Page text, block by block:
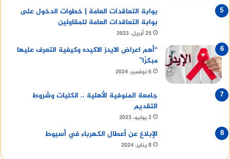
بوابة التعاقدات العامة | خطوات الدخول على
بوابة التعاقدات العامة للمقاولين
25 أبريل، 2023
“أهم اعراض الايدز الاكيده وكيفية التعرف عليها
مبكرًا”
6 نوفمبر، 2024
جامعة المنوفية الأهلية .. الكليات وشروط
التقديم
2 يوليو، 2023
الإبلاغ عن أعطال الكهرباء في أسيوط
8 يناير، 2024